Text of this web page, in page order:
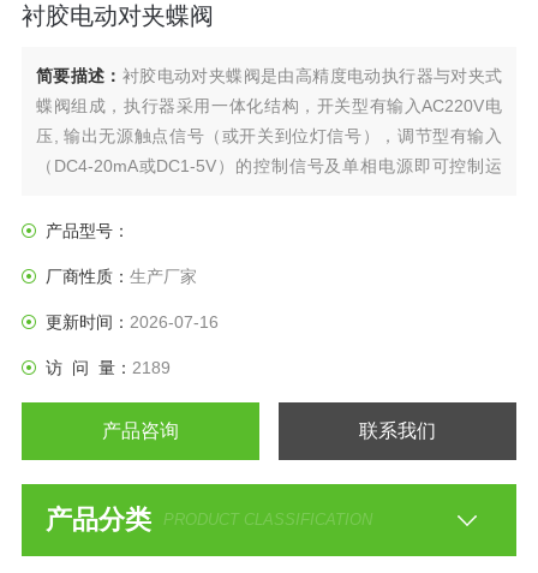
衬胶电动对夹蝶阀
简要描述： 衬胶电动对夹蝶阀是由高精度电动执行器与对夹式
蝶阀组成，执行器采用一体化结构，开关型有输入AC220V电
压, 输出无源触点信号（或开关到位灯信号），调节型有输入
（DC4-20mA或DC1-5V）的控制信号及单相电源即可控制运
靠，配套简单，流通能力大，电动对夹蝶阀特别适合于介质是
产品型号：
厂商性质： 生产厂家
更新时间： 2026-07-16
访 问 量： 2189
产品咨询 联系我们
产品分类 PRODUCT CLASSIFICATION